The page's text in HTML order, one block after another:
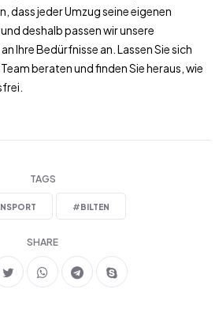
dass jeder Umzug seine eigenen
deshalb passen wir unsere
Ihre Bedürfnisse an. Lassen Sie sich
beraten und finden Sie heraus, wie
TAGS
#BILTEN
SHARE